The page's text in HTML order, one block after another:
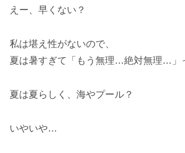
えー、早くない？
私は堪え性がないので、
夏は暑すぎて「もう無理…絶対無理…」
夏は夏らしく、海やプール？
いやいや…